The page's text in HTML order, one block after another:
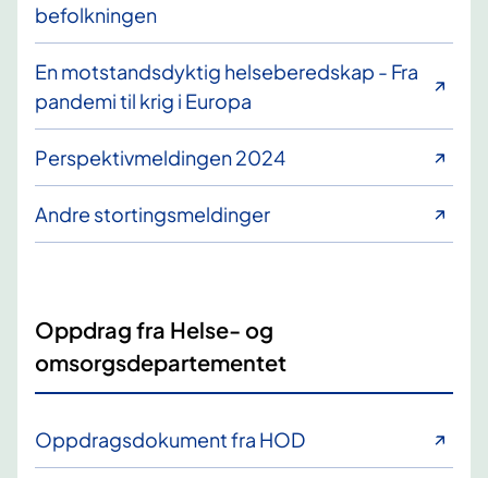
befolkningen
En motstandsdyktig helseberedskap - Fra
pandemi til krig i Europa
Perspektivmeldingen 2024
Andre stortingsmeldinger
Oppdrag fra Helse- og
omsorgsdepartementet
Oppdragsdokument fra HOD